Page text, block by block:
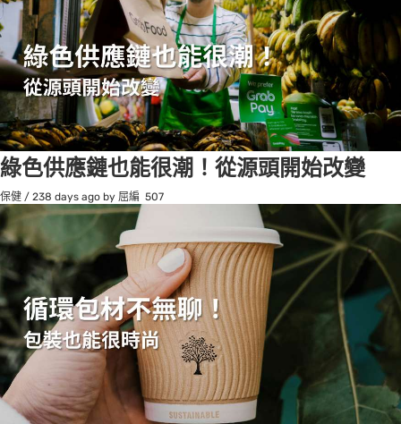
綠色供應鏈也能很潮！從源頭開始改變
保健 / 238 days ago by 屈編 507